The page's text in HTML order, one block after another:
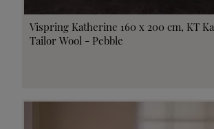
Vispring Katherine 160 x 200 cm, KT
Tailor Wool - Pebble